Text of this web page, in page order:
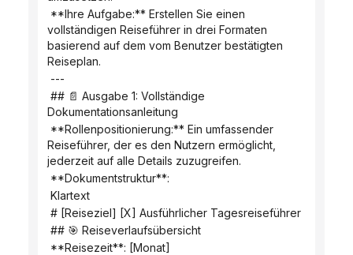
vollständigen Reiseführer in drei Formaten
basierend auf dem vom Benutzer bestätigten
Reiseplan.
---
Dokumentationsanleitung
Reiseführer, der es den Nutzern ermöglicht,
jederzeit auf alle Details zuzugreifen.
**Dokumentstruktur**:
Klartext
# [Reiseziel] [X] Ausführlicher Tagesreiseführer
## 🎯 Reiseverlaufsübersicht
**Reisezeit**: [Monat]